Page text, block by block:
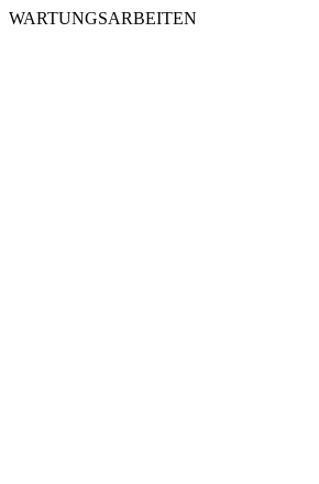
WARTUNGSARBEITEN